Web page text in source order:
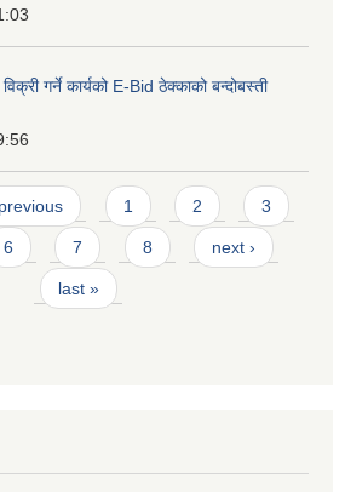
गर्ने कार्यको E-Bid ठेक्काको बन्दोबस्ती
1 2 3
6 7 8 next ›
last »